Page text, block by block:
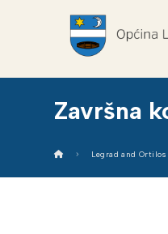
Završna
Legrad and